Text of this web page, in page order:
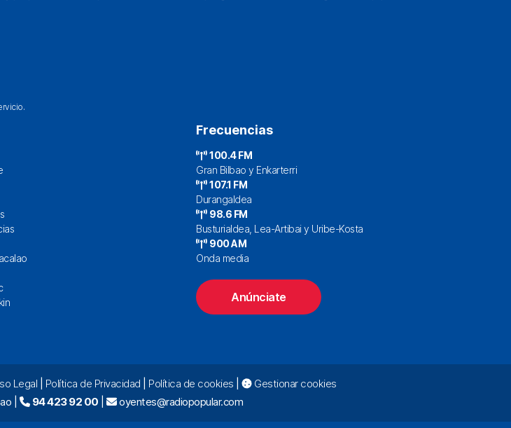
.
Frecuencias
100.4 FM
Gran Bilbao y Enkarterri
107.1 FM
Durangaldea
98.6 FM
Busturialdea, Lea-Artibai y Uribe-Kosta
900 AM
Onda media
Anúnciate
Legal Política de Privacidad Política de cookies
Gestionar cookies
|
94 423 92 00 | oyentes@radiopopular.com